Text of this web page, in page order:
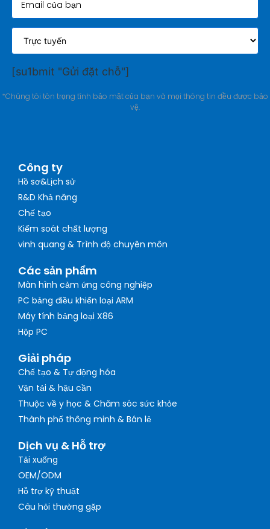
[su1bmit "Gửi đặt chỗ"]
*Chúng tôi tôn trọng tính bảo mật của bạn và mọi thông tin đều được bảo
vệ.
Công ty
Hồ sơ&Lịch sử
R&D Khả năng
Chế tạo
Kiểm soát chất lượng
vinh quang & Trình độ chuyên môn
Các sản phẩm
Màn hình cảm ứng công nghiệp
PC bảng điều khiển loại ARM
Máy tính bảng loại X86
Hộp PC
Giải pháp
Chế tạo & Tự động hóa
Vận tải & hậu cần
Thuộc về y học & Chăm sóc sức khỏe
Thành phố thông minh & Bán lẻ
Dịch vụ & Hỗ trợ
Tải xuống
OEM/ODM
Hỗ trợ kỹ thuật
Câu hỏi thường gặp